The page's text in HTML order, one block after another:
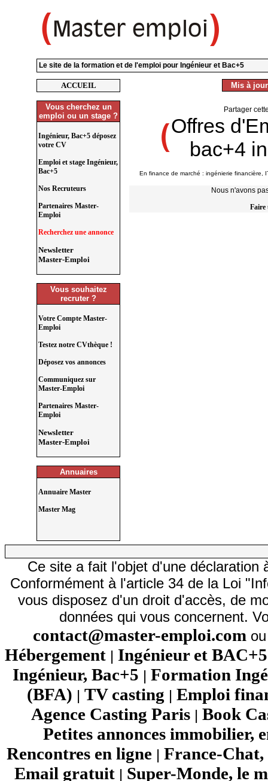
Le site de la formation et de l'emploi pour Ingénieur et Bac+5
ACCUEIL
Vous cherchez un
emploi ou un stage ?
Ingénieur, Bac+5 déposez
votre CV
Emploi et stage Ingénieur,
Bac+5
Nos Recruteurs
Partenaires Master-
Emploi
Recherchez une annonce
Newsletter
Master-Emploi
Vous souhaitez
recruter ?
Votre Compte Master-
Emploi
Testez notre CVthèque !
Déposez vos annonces
Communiquez sur
Master-Emploi
Partenaires Master-
Emploi
Newsletter
Master-Emploi
Annuaires
Annuaire Master
Master Mag
Mis à
Partager
Offres
bac+4
En finance de marché : ingénierie financière,
Nous n'avons
Faire
Ce site a fait l'objet d'une déclaration
Conformément à l'article 34 de la Loi
vous disposez d'un droit d'accès, de
données qui vous concernent.
contact@master-emploi.com
Hébergement | Ingénieur et
Ingénieur, Bac+5 | Formation
(BFA) | TV casting | Emploi
Agence Casting Paris | Book
Petites annonces immobilier,
Rencontres en ligne | France-Chat,
Email gratuit| Super-Monde, le